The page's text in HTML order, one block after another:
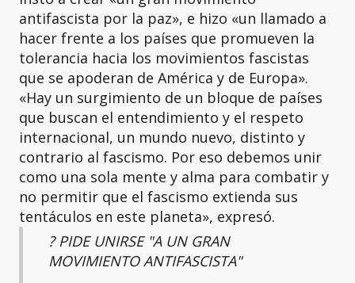
antifascista por la paz», e hizo «un llamado a
hacer frente a los países que promueven la
tolerancia hacia los movimientos fascistas
que se apoderan de América y de Europa».
«Hay un surgimiento de un bloque de países
que buscan el entendimiento y el respeto
internacional, un mundo nuevo, distinto y
contrario al fascismo. Por eso debemos unir
como una sola mente y alma para combatir y
no permitir que el fascismo extienda sus
tentáculos en este planeta», expresó.
?️ PIDE UNIRSE "A UN GRAN
MOVIMIENTO ANTIFASCISTA"